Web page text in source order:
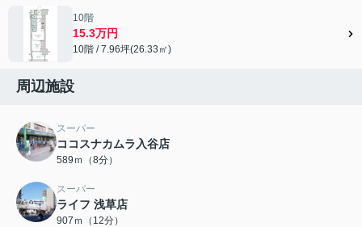
10階
15.3万円
10階 / 7.96坪(26.33㎡)
周辺施設
スーパー
ココスナカムラ入谷店
589ｍ（8分）
スーパー
ライフ 浅草店
907ｍ（12分）